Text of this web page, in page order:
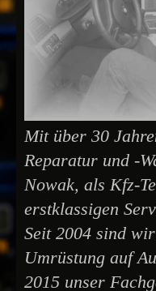
Mit über 30
Reparatur und -
Nowak, als Kfz-
erstklassigen
Seit 2004 sind
Umrüstung auf
2015 unser